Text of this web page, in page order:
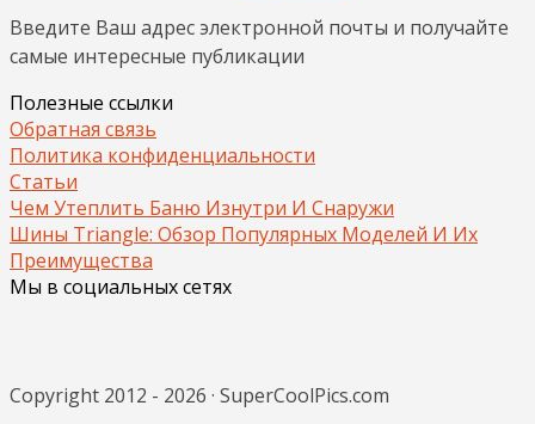
Введите Ваш адрес электронной почты и получайте
самые интересные публикации
Полезные ссылки
Обратная связь
Политика конфиденциальности
Статьи
Чем Утеплить Баню Изнутри И Снаружи
Шины Triangle: Обзор Популярных Моделей И Их
Преимущества
Мы в социальных сетях
Copyright 2012 - 2026 · SuperCoolPics.com